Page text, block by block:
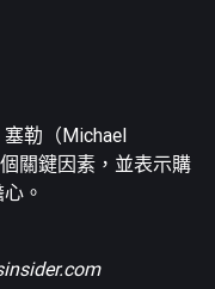
勒（Michael
關鍵因素，並表示購
。